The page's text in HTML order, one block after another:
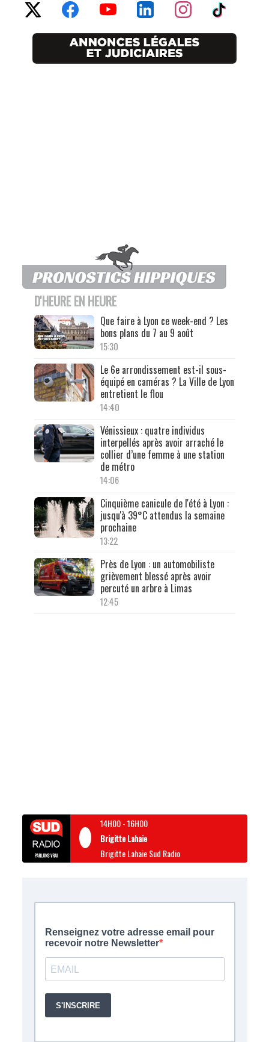
D'HEURE EN HEURE
Que faire à Lyon ce week-end ? Les
bons plans du 7 au 9 août
15:30
Le 6e arrondissement est-il sous-
équipé en caméras ? La Ville de Lyon
entretient le flou
14:40
Vénissieux : quatre individus
interpellés après avoir arraché le
collier d’une femme à une station
de métro
14:06
Cinquième canicule de l'été à Lyon :
jusqu'à 39°C attendus la semaine
prochaine
13:22
Près de Lyon : un automobiliste
grièvement blessé après avoir
percuté un arbre à Limas
12:45
14H00-16H00
Brigitte Lahaie
Brigitte Lahaie Sud Radio